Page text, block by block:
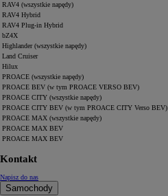
RAV4 (wszystkie napędy)
RAV4 Hybrid
RAV4 Plug-in Hybrid
bZ4X
Highlander (wszystkie napędy)
Land Cruiser
Hilux
PROACE (wszystkie napędy)
PROACE BEV (w tym PROACE VERSO BEV)
PROACE CITY (wszystkie napędy)
PROACE CITY BEV (w tym PROACE CITY Verso BEV)
PROACE MAX (wszystkie napędy)
PROACE MAX BEV
PROACE MAX BEV
Kontakt
Napisz do nas
Samochody